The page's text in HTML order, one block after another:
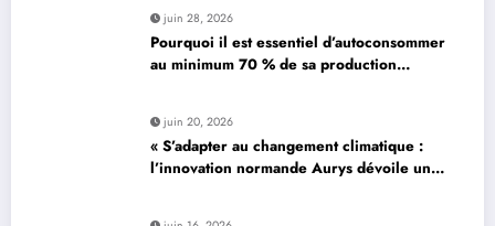
juin 28, 2026
Pourquoi il est essentiel d’autoconsommer
au minimum 70 % de sa production
juin 20, 2026
« S’adapter au changement climatique :
l’innovation normande Aurys dévoile un